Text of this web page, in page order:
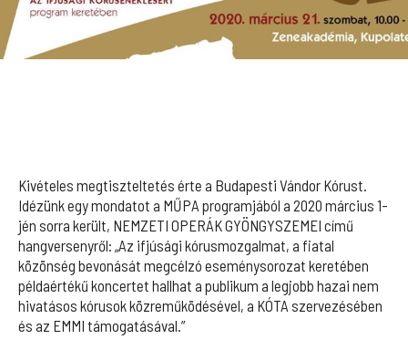
Kivételes megtiszteltetés érte a Budapesti Vándor Kórust.
Idézünk egy mondatot a MŰPA programjából a 2020 március 1-
jén sorra került, NEMZETI OPERÁK GYÖNGYSZEMEI című
hangversenyről: „Az ifjúsági kórusmozgalmat, a fiatal
közönség bevonását megcélzó eseménysorozat keretében
példaértékű koncertet hallhat a publikum a legjobb hazai nem
hivatásos kórusok közreműködésével, a KÓTA szervezésében
és az EMMI támogatásával.”